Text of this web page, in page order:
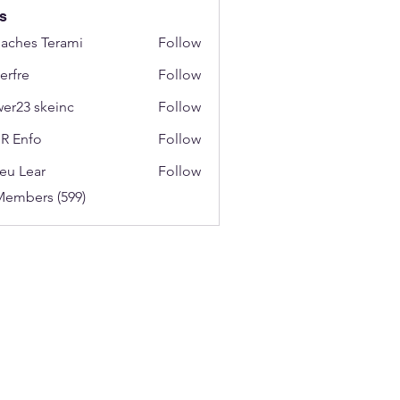
Terami
Follow
Follow
skeinc
Follow
Enfo
Follow
Lear
Follow
(599)